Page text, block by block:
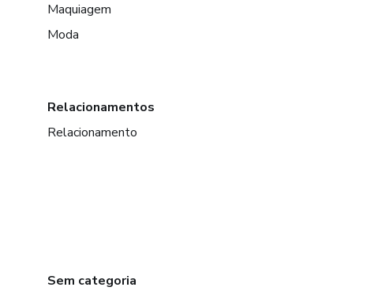
Maquiagem
Moda
Relacionamentos
Relacionamento
Sem categoria